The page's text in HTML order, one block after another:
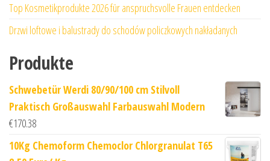
Top Kosmetikprodukte 2026 für anspruchsvolle Frauen entdecken
Drzwi loftowe i balustrady do schodów policzkowych nakładanych
Produkte
Schwebetür Werdi 80/90/100 cm Stilvoll
Praktisch Großauswahl Farbauswahl Modern
€170.38
10Kg Chemoform Chemoclor Chlorgranulat T65